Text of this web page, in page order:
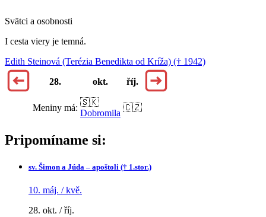
Svätci a osobnosti
I cesta viery je temná.
Edith Steinová (Terézia Benedikta od Kríža) († 1942)
28.
okt. říj.
Meniny má:
🇸🇰
Dobromila
🇨🇿
Pripomíname si:
sv. Šimon a Júda – apoštoli († 1.stor.)
10. máj. / kvě.
28. okt. / říj.